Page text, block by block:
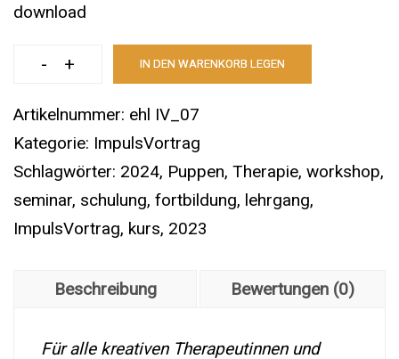
download
-
Impulsvortrag
|
P5
Puppen
in
+ IN DEN WARENKORB LEGEN
Artikelnummer: ehl IV_07
Kategorie: ImpulsVortrag
Schlagwörter: 2024, Puppen, Therapie, workshop,
seminar, schulung, fortbildung, lehrgang,
ImpulsVortrag, kurs, 2023
Beschreibung Bewertungen (0)
Für alle kreativen Therapeutinnen und